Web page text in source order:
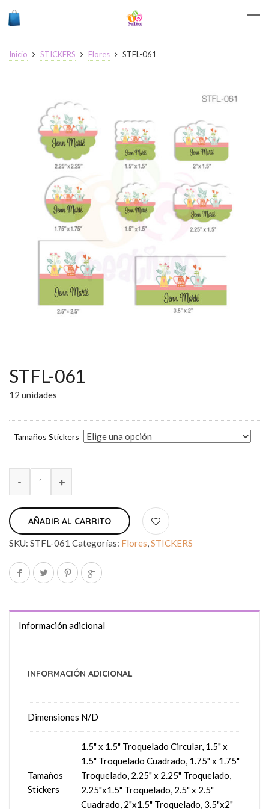
Inicio STICKERS Flores STFL-061
STFL-061
12 unidades
Tamaños Stickers
AÑADIR AL CARRITO
SKU: STFL-061 Categorías: Flores,STICKERS
Información adicional
INFORMACIÓN ADICIONAL
Dimensiones N/D
Tamaños
Stickers
1.5" x 1.5" Troquelado Circular, 1.5" x
1.5" Troquelado Cuadrado, 1.75" x 1.75"
Troquelado, 2.25" x 2.25" Troquelado,
2.25"x1.5" Troquelado, 2.5" x 2.5"
Cuadrado, 2"x1.5" Troquelado, 3.5"x2"